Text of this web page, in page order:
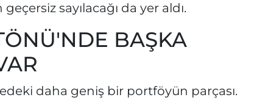
sayılacağı da yer aldı.
BAŞKA
daha geniş bir portföyün parçası.